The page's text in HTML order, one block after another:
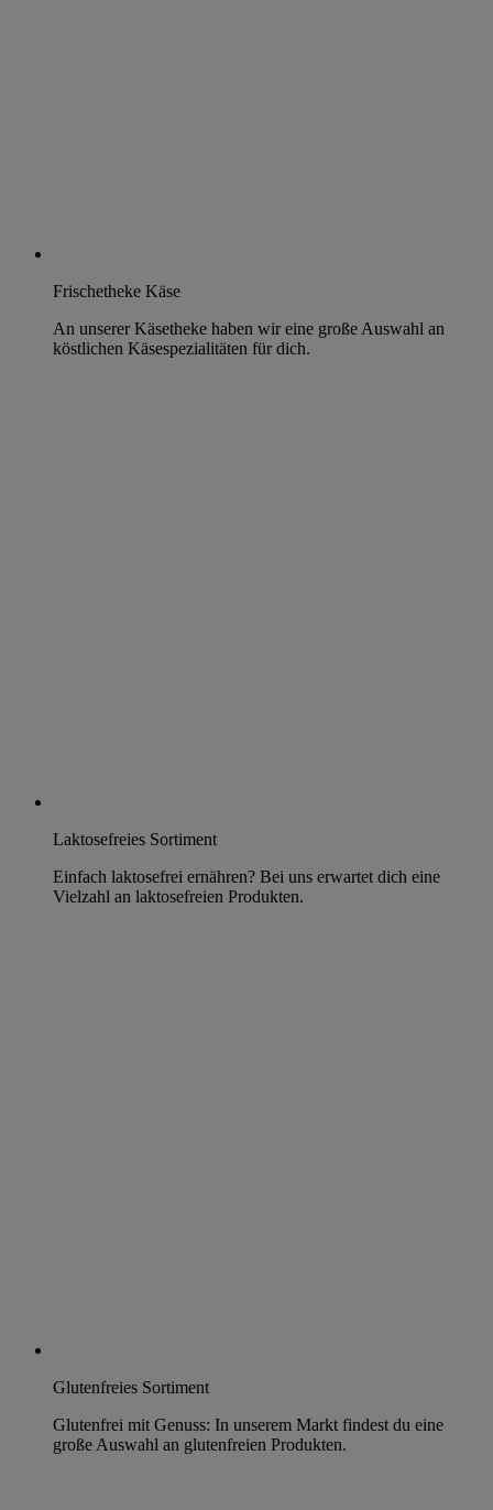
Frischetheke Käse
An unserer Käsetheke haben wir eine große Auswahl an
köstlichen Käsespezialitäten für dich.
Laktosefreies Sortiment
Einfach laktosefrei ernähren? Bei uns erwartet dich eine
Vielzahl an laktosefreien Produkten.
Glutenfreies Sortiment
Glutenfrei mit Genuss: In unserem Markt findest du eine
große Auswahl an glutenfreien Produkten.